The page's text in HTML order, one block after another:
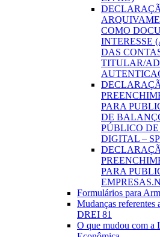
COMO
INTERESSE
DAS
TITULAR/
PARA
DE
PÚBLICO
DIGITAL –
PARA
Formulários para
Mudanças
DREI 81
O que mudou com a